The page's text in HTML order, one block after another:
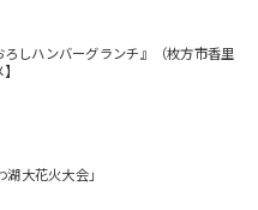
ろしハンバーグランチ』（枚方市香里
大花火大会」